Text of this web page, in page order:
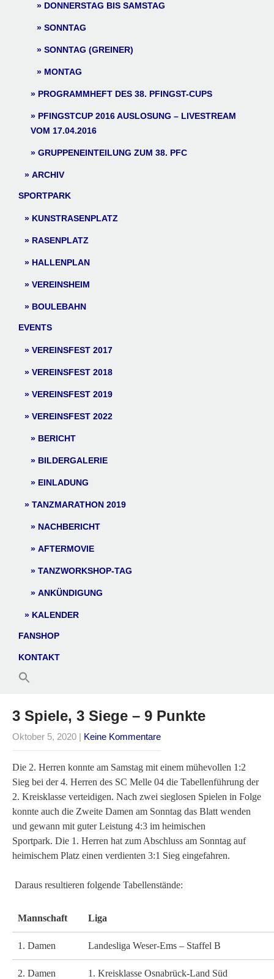
DONNERSTAG BIS SAMSTAG
SONNTAG
SONNTAG (GREINER)
MONTAG
PROGRAMMHEFT DES 38. PFINGST-CUPS
PFINGSTCUP 2016 AUSLOSUNG – LIVESTREAM
VOM 17.04.2016
GRUPPENEINTEILUNG ZUM 38. PFC
ARCHIV
SPORTPARK
KUNSTRASENPLATZ
RASENPLATZ
HALLENPLAN
VEREINSHEIM
BOULEBAHN
EVENTS
VEREINSFEST 2017
VEREINSFEST 2018
VEREINSFEST 2019
VEREINSFEST 2022
BERICHT
BILDERGALERIE
EINLADUNG
TANZMARATHON 2019
NACHBERICHT
AFTERMOVIE
TANZWORKSHOP-TAG
ANKÜNDIGUNG
KALENDER
FANSHOP
KONTAKT
3 Spiele, 3 Siege – 9 Punkte
Oktober 5, 2020 | Keine Kommentare
Die 2. Herren konnte am Samstag mit einem mühevollen 1:2
Sieg bei der 4. Herren des SC Melle 04 die Tabellenführung der
2. Kreisklasse verteidigen. Nach zwei sieglosen Spielen in Folge
konnte auch die Zweite Damen am Sonntag das Blatt wenden
und gewann mit guter Leistung 4:3 im heimischen
Sportpark. Die 1. Herren hat zum Abschluss am Sonntag auf
heimischem Platz einen verdienten 3:1 Sieg eingefahren.
Daraus resultieren folgende Tabellenstände:
Mannschaft Liga
1. Damen Landesliga Weser-Ems – Staffel B
2. Damen 1. Kreisklasse Osnabrück-Land Süd